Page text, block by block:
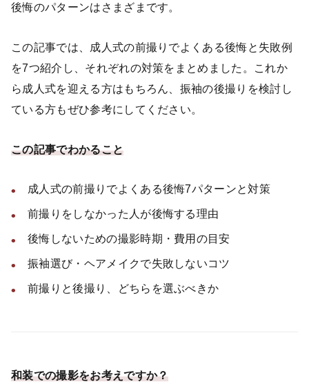
後悔のパターンはさまざまです。
この記事では、成人式の前撮りでよくある後悔と失敗例
を7つ紹介し、それぞれの対策をまとめました。これか
ら成人式を迎える方はもちろん、振袖の後撮りを検討し
ている方もぜひ参考にしてください。
この記事でわかること
成人式の前撮りでよくある後悔7パターンと対策
前撮りをしなかった人が後悔する理由
後悔しないための撮影時期・費用の目安
振袖選び・ヘアメイクで失敗しないコツ
前撮りと後撮り、どちらを選ぶべきか
和装での撮影をお考えですか？